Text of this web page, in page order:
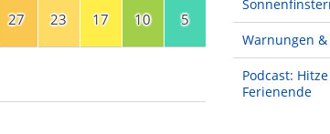
27 23 17 10 5
Warnungen
Podcast:
Ferienende